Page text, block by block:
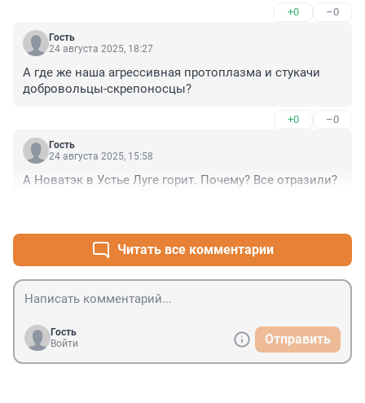
+0 –0
Гость
24 августа 2025, 18:27
А где же наша агрессивная протоплазма и стукачи
добровольцы-скрепоносцы?
+0 –0
Гость
24 августа 2025, 15:58
А Новатэк в Устье Луге горит. Почему? Все отразили?
Читать все комментарии
Гость
Войти
Отправить